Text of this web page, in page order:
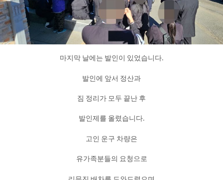
마지막 날에는 발인이 있었습니다.
발인에 앞서 정산과
짐 정리가 모두 끝난 후
발인제를 올렸습니다.
고인 운구 차량은
유가족분들의 요청으로